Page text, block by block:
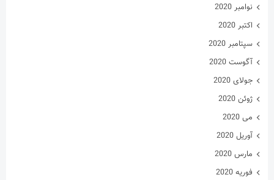
نوامبر 2020
اکتبر 2020
سپتامبر 2020
آگوست 2020
جولای 2020
ژوئن 2020
می 2020
آوریل 2020
مارس 2020
فوریه 2020